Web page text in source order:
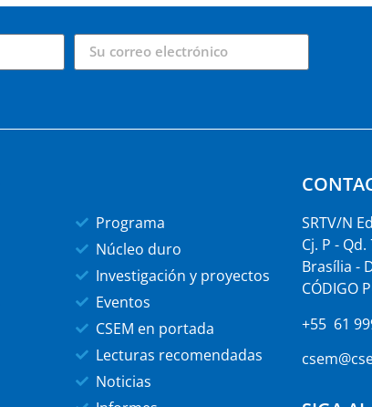
Programa
Núcleo duro
Investigación y proyectos
Eventos
CSEM en portada
Lecturas recomendadas
Noticias
SRTV/N
Cj. P -
Brasília -
CÓDIGO
+55 61